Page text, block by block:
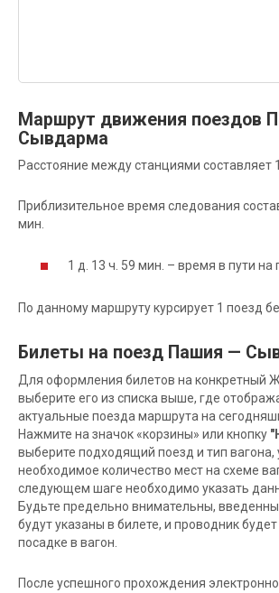
Маршрут движения поездов
Сывдарма
Расстояние между станциями составляет
Приблизительное время следования
мин.
1 д. 13 ч. 59 мин. – время в пути на
По данному маршруту курсирует 1 поезд
Билеты на поезд Пашия —
Для оформления билетов на конкретный
выберите его из списка выше, где
актуальные поезда маршрута на
Нажмите на значок «корзины» или кнопку
выберите подходящий поезд и тип вагона,
необходимое количество мест на схеме
следующем шаге необходимо указать
Будьте предельно внимательны,
будут указаны в билете, и проводник
посадке в вагон.
После успешного прохождения